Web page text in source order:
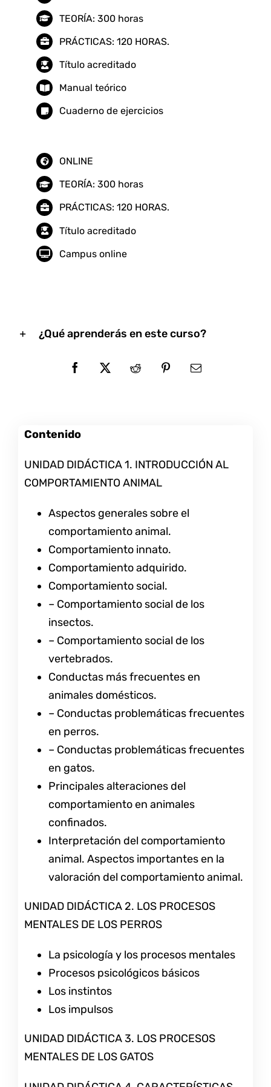
TEORÍA: 300 horas
PRÁCTICAS: 120 HORAS.
Título acreditado
Manual teórico
Cuaderno de ejercicios
ONLINE
TEORÍA: 300 horas
PRÁCTICAS: 120 HORAS.
Título acreditado
Campus online
¿Qué aprenderás en este curso?
Contenido
UNIDAD DIDÁCTICA 1. INTRODUCCIÓN AL
COMPORTAMIENTO ANIMAL
Aspectos generales sobre el
comportamiento animal.
Comportamiento innato.
Comportamiento adquirido.
Comportamiento social.
– Comportamiento social de los
insectos.
– Comportamiento social de los
vertebrados.
Conductas más frecuentes en
animales domésticos.
– Conductas problemáticas frecuentes
en perros.
– Conductas problemáticas frecuentes
en gatos.
Principales alteraciones del
comportamiento en animales
confinados.
Interpretación del comportamiento
animal. Aspectos importantes en la
valoración del comportamiento animal.
UNIDAD DIDÁCTICA 2. LOS PROCESOS
MENTALES DE LOS PERROS
La psicología y los procesos mentales
Procesos psicológicos básicos
Los instintos
Los impulsos
UNIDAD DIDÁCTICA 3. LOS PROCESOS
MENTALES DE LOS GATOS